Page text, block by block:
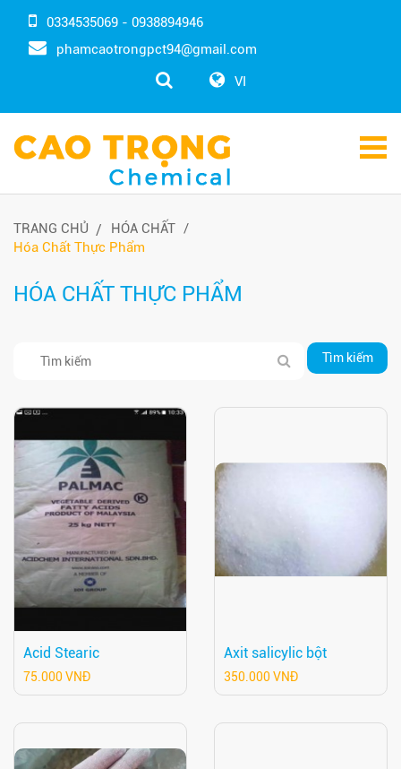
0334535069 - 0938894946
phamcaotrongpct94@gmail.com
VI
TRANG CHỦ
HÓA CHẤT
Hóa Chất Thực Phẩm
HÓA CHẤT THỰC PHẨM
Tìm kiếm
Acid Stearic
75.000 VNĐ
Axit salicylic bột
350.000 VNĐ